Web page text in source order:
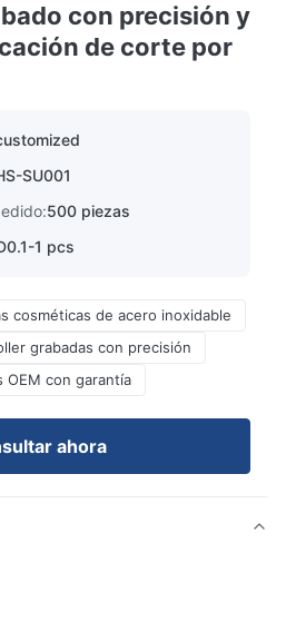
con precisión y
de corte por
SU001
500 piezas
1 pcs
cosméticas de acero inoxidable
grabadas con precisión
OEM con garantía
ahora